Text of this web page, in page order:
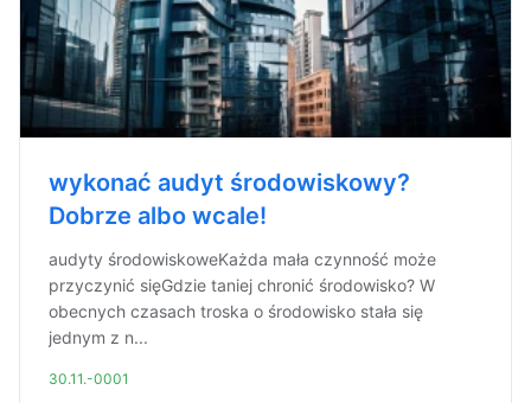
wykonać audyt środowiskowy?
Dobrze albo wcale!
audyty środowiskoweKażda mała czynność może
przyczynić sięGdzie taniej chronić środowisko? W
obecnych czasach troska o środowisko stała się
jednym z n...
30.11.-0001